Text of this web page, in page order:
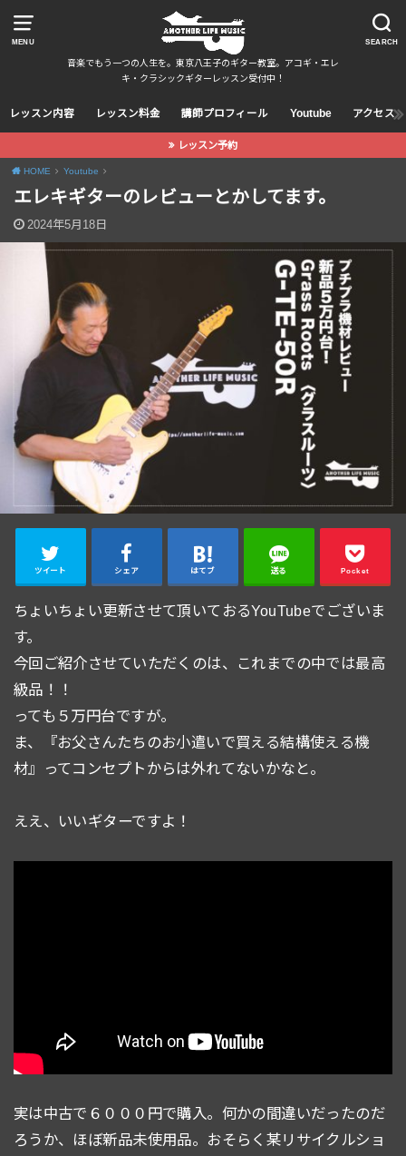
MENU SEARCH
音楽でもう一つの人生を。東京八王子のギター教室。アコギ・エレ
キ・クラシックギターレッスン受付中！
レッスン内容 レッスン料金 講師プロフィール Youtube アクセス
レッスン予約
HOME Youtube
エレキギターのレビューとかしてます。
2024年5月18日
ツイート シェア はてブ 送る Pocket
ちょいちょい更新させて頂いておるYouTubeでございま
す。
今回ご紹介させていただくのは、これまでの中では最高
級品！！
っても５万円台ですが。
ま、『お父さんたちのお小遣いで買える結構使える機
材』ってコンセプトからは外れてないかなと。
ええ、いいギターですよ！
実は中古で６０００円で購入。何かの間違いだったのだ
ろうか、ほぼ新品未使用品。おそらく某リサイクルショ